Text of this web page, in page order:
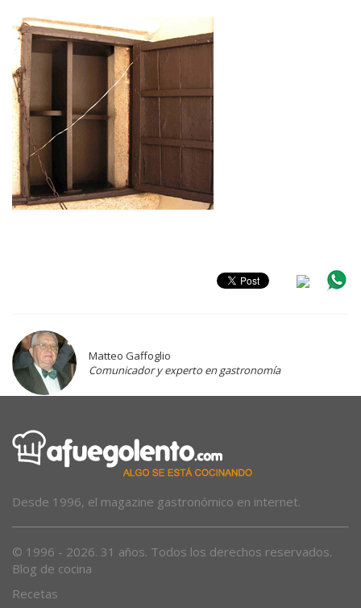
Matteo Gaffoglio
Comunicador y experto en gastronomía
Desde 1996, el magazine gastronómico en internet.
© 1996 - 2026. 31 años. Todos los derechos reservados.
Blog de cocina
Recetas